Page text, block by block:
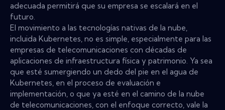
adecuada permitirá que su empresa se escalará en el
futuro.
El movimiento a las tecnologías nativas de la nube,
incluida Kubernetes, no es simple, especialmente para las
empresas de telecomunicaciones con décadas de
aplicaciones de infraestructura física y patrimonio. Ya sea
que esté sumergiendo un dedo del pie en el agua de
Kubernetes, en el proceso de evaluación e
implementación, o que ya esté en el camino de la nube
de telecomunicaciones, con el enfoque correcto, vale la